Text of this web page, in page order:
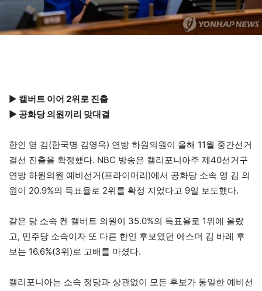
▶ 캘버트 이어 2위로 진출
▶ 공화당 의원끼리 맞대결
한인 영 김(한국명 김영옥) 연방 하원의원이 올해 11월 중간선거
결선 진출을 확정했다. NBC 방송은 캘리포니아주 제40선거구
연방 하원의원 예비선거(프라이머리)에서 공화당 소속 영 김 의
원이 20.9%의 득표율로 2위를 확정 지었다고 9일 보도했다.
같은 당 소속 켄 캘버트 의원이 35.0%의 득표율로 1위에 올랐
고, 민주당 소속이자 또 다른 한인 후보였던 에스더 김 바레 후
보는 16.6%(3위)로 고배를 마셨다.
캘리포니아는 소속 정당과 상관없이 모든 후보가 동일한 예비선